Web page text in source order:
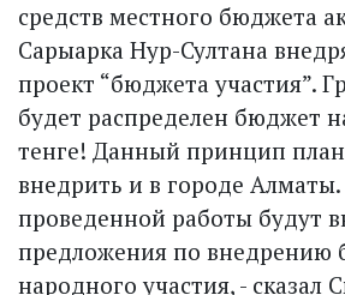
средств местного бюджета
Сарыарка Нур-Султана
проект “бюджета участия”.
будет распределен бюджет
тенге! Данный принцип
внедрить и в городе
проведенной работы будут
предложения по внедрению
народного участия, - сказал